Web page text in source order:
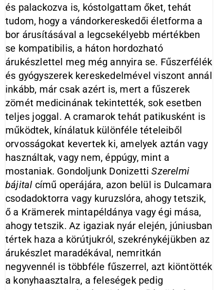
és palackozva is, kóstolgattam őket, tehát
tudom, hogy a vándorkereskedői életforma a
bor árusításával a legcsekélyebb mértékben
se kompatibilis, a háton hordozható
árukészlettel meg még annyira se. Fűszerfélék
és gyógyszerek kereskedelmével viszont annál
inkább, már csak azért is, mert a fűszerek
zömét medicinának tekintették, sok esetben
teljes joggal. A cramarok tehát patikusként is
működtek, kínálatuk különféle tételeiből
orvosságokat kevertek ki, amelyek aztán vagy
használtak, vagy nem, éppúgy, mint a
mostaniak. Gondoljunk DonizettiSzerelmi
bájital című operájára, azon belül is Dulcamara
csodadoktorra vagy kuruzslóra, ahogy tetszik,
ő a Krämerek mintapéldánya vagy égi mása,
ahogy tetszik. Az igaziak nyár elején, júniusban
tértek haza a körútjukról, szekrénykéjükben az
árukészlet maradékával, nemritkán
negyvennél is többféle fűszerrel, azt kiöntötték
a konyhaasztalra, a feleségek pedig